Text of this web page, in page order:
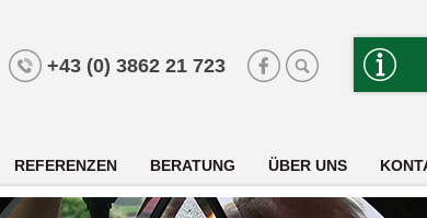
+43 (0) 3862 21 723
REFERENZEN BERATUNG ÜBER UNS